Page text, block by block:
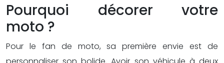
Pourquoi décorer votre
moto ?
Pour le fan de moto, sa première envie est de